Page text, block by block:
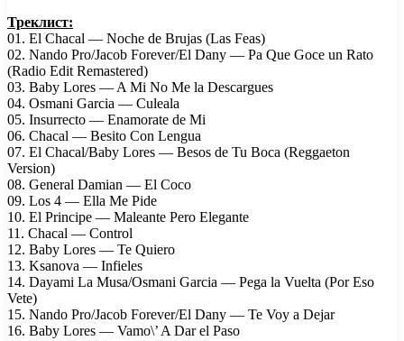
Треклист:
01. El Chacal — Noche de Brujas (Las Feas)
02. Nando Pro/Jacob Forever/El Dany — Pa Que Goce un Rato
(Radio Edit Remastered)
03. Baby Lores — A Mi No Me la Descargues
04. Osmani Garcia — Culeala
05. Insurrecto — Enamorate de Mi
06. Chacal — Besito Con Lengua
07. El Chacal/Baby Lores — Besos de Tu Boca (Reggaeton
Version)
08. General Damian — El Coco
09. Los 4 — Ella Me Pide
10. El Principe — Maleante Pero Elegante
11. Chacal — Control
12. Baby Lores — Te Quiero
13. Ksanova — Infieles
14. Dayami La Musa/Osmani Garcia — Pega la Vuelta (Por Eso
Vete)
15. Nando Pro/Jacob Forever/El Dany — Te Voy a Dejar
16. Baby Lores — Vamo\’ A Dar el Paso